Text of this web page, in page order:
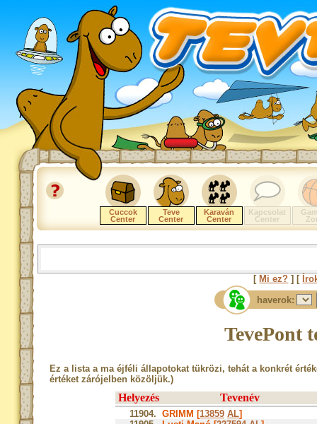
Cuccok
Center
Teve
Center
Karaván
Center
Kapcsolat
Center
[ Mi ez? ] [
haverok:
TevePont
Ez a lista a ma éjféli állapotokat tükrözi, tehát a konkrét
értéket zárójelben közöljük.)
Helyezés Tevenév
11904. GRIMM [13859 AL]